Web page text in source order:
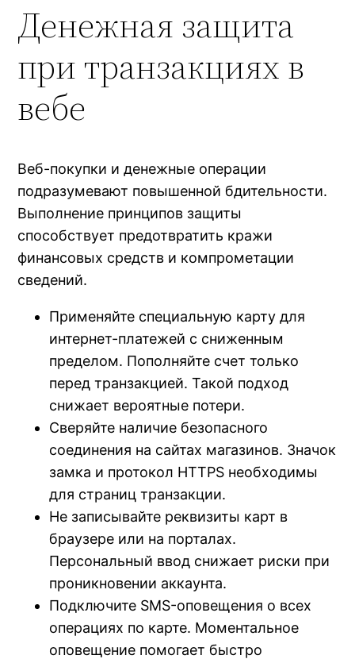
Денежная защита
при транзакциях в
вебе
Веб-покупки и денежные операции
подразумевают повышенной бдительности.
Выполнение принципов защиты
способствует предотвратить кражи
финансовых средств и компрометации
сведений.
Применяйте специальную карту для
интернет-платежей с сниженным
пределом. Пополняйте счет только
перед транзакцией. Такой подход
снижает вероятные потери.
Сверяйте наличие безопасного
соединения на сайтах магазинов. Значок
замка и протокол HTTPS необходимы
для страниц транзакции.
Не записывайте реквизиты карт в
браузере или на порталах.
Персональный ввод снижает риски при
проникновении аккаунта.
Подключите SMS-оповещения о всех
операциях по карте. Моментальное
оповещение помогает быстро